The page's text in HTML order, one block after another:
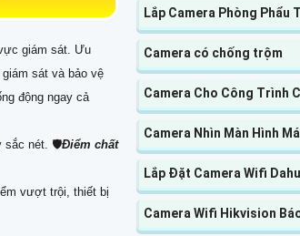
giám sát. Ưu
sát và bảo vệ
động ngay cả
sắc nét. 🛡Điểm chất
vượt trội, thiết bị
Lắp Camera Phòng Phẩu
Camera có chống trộm
Camera Cho Công Trình
Camera Nhìn Màn Hình
Lắp Đặt Camera Wifi
Camera Wifi Hikvision